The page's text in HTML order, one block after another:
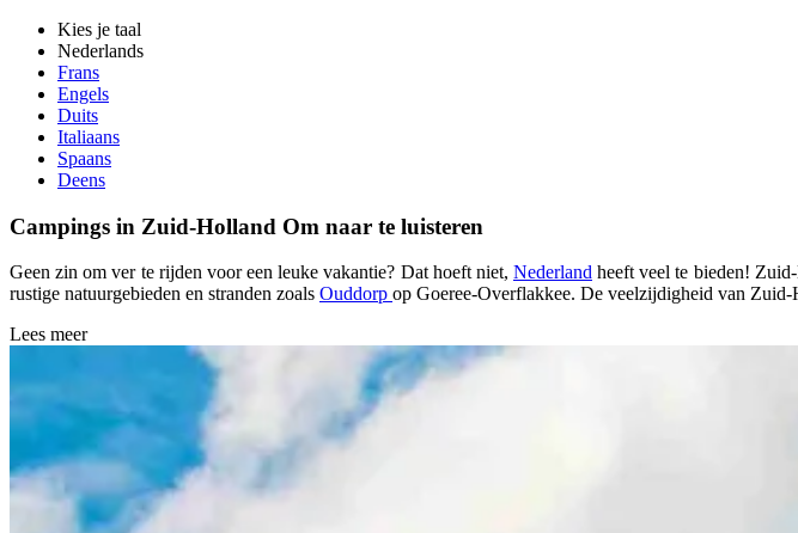
Kies je taal
Nederlands
Frans
Engels
Duits
Italiaans
Spaans
Deens
Campings in Zuid-Holland Om naar te luisteren
Geen zin om ver te rijden voor een leuke vakantie? Dat hoeft niet, Nederlandheeft veel te bieden!
rustige natuurgebieden en stranden zoals Ouddorp op Goeree-Overflakkee. De veelzijdigheid van Zuid-
Lees meer